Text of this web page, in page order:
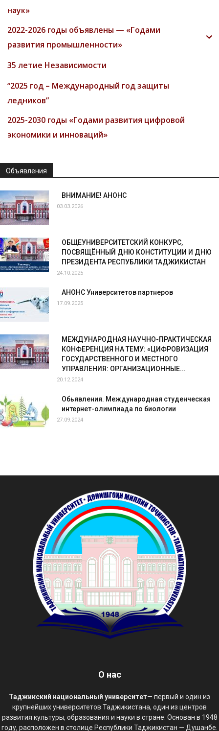
наук»
2022-2026 годы объявлены — «Годами
развития промышленности»
35 летие Независимости
“2025 год – Международный год защиты
ледников”
2025-2030 годы «Годами развития цифровой
экономики и инноваций»
Объявления
ВНИМАНИЕ! АНОНС
03.03.2026
ОБЩЕУНИВЕРСИТЕТСКИЙ КОНКУРС,
ПОСВЯЩЁННЫЙ ДНЮ КОНСТИТУЦИИ И ДНЮ
ПРЕЗИДЕНТА РЕСПУБЛИКИ ТАДЖИКИСТАН
24.10.2025
АНОНС Университетов партнеров
17.09.2025
МЕЖДУНАРОДНАЯ НАУЧНО-ПРАКТИЧЕСКАЯ
КОНФЕРЕНЦИЯ НА ТЕМУ: «ЦИФРОВИЗАЦИЯ
ГОСУДАРСТВЕННОГО И МЕСТНОГО
УПРАВЛЕНИЯ: ОРГАНИЗАЦИОННЫЕ...
20.12.2024
Обьявления. Международная студенческая
интернет-олимпиада по биологии
27.09.2024
О нас
Таджикский национальный университет— первый и один из
крупнейших университетов Таджикистана, один из центров
развития культуры, образования и науки в стране. Основан в 1948
году, расположен в столице Республики Таджикистан — Душанбе.